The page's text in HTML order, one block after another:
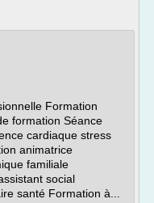
Formation
formation Séance
cardiaque stress
animatrice
familiale
social
santé Formation à...